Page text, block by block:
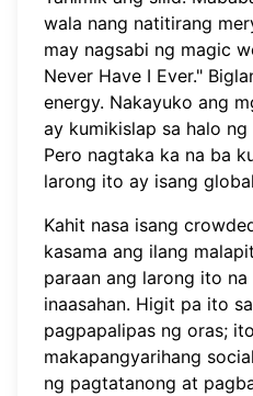
wala nang natitirang
may nagsabi ng magic
Never Have I Ever."
energy. Nakayuko ang
ay kumikislap sa halo
Pero nagtaka ka na ba
larong ito ay isang
Kahit nasa isang
kasama ang ilang
paraan ang larong ito
inaasahan. Higit pa ito
pagpapalipas ng oras;
makapangyarihang
ng pagtatanong at